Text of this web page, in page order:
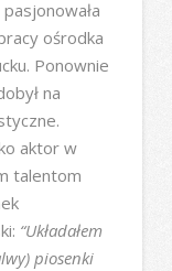
ośrodka
Ponownie
na
aktor w
talentom
“Układałem
piosenki